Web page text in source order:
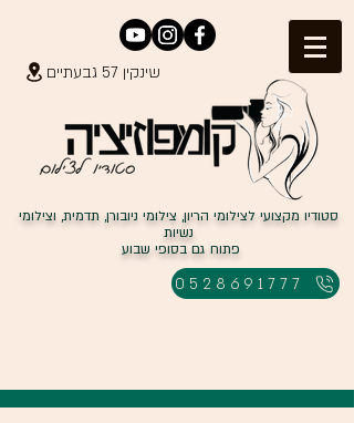
שינקין 57 גבעתיים
סטודיו מקצועי לצילומי הריון, צילומי ניובורן, תדמית, וצילומי
נשיות
פתוח גם בסופי שבוע
0528691777